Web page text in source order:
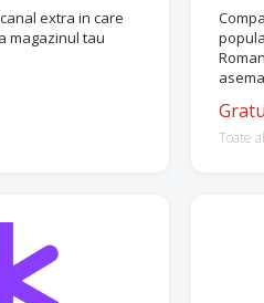
extra in care
magazinul tau
Toate